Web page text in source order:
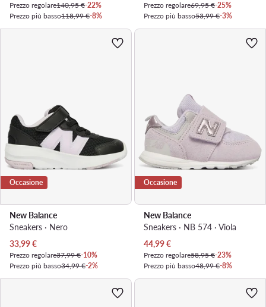
Prezzo regolare140,95 €-22%
Prezzo più basso118,99 €-8%
Prezzo regolare69,95 €-25%
Prezzo più basso53,99 €-3%
Occasione
New Balance
Sneakers · Nero
Prezzo attuale
33,99€
Prezzo regolare37,99 €-10%
Prezzo più basso34,99 €-2%
Occasione
New Balance
Sneakers · NB 574 · Viola
Prezzo attuale
44,99€
Prezzo regolare58,95 €-23%
Prezzo più basso48,99 €-8%